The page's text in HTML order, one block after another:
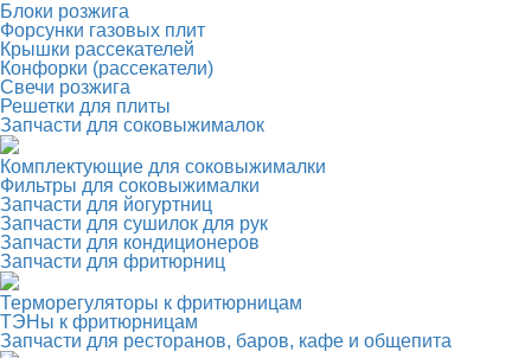
Блоки розжига
Форсунки газовых плит
Крышки рассекателей
Конфорки (рассекатели)
Свечи розжига
Решетки для плиты
Запчасти для соковыжималок
Комплектующие для соковыжималки
Фильтры для соковыжималки
Запчасти для йогуртниц
Запчасти для сушилок для рук
Запчасти для кондиционеров
Запчасти для фритюрниц
Терморегуляторы к фритюрницам
ТЭНы к фритюрницам
Запчасти для ресторанов, баров, кафе и общепита